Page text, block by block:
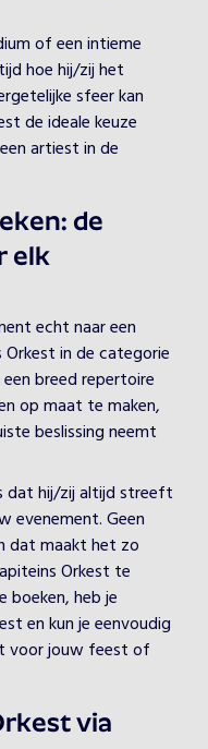
of een intieme
hoe hij/zij het
sfeer kan
de ideale keuze
artiest in de
de
elk
echt naar een
in de categorie
breed repertoire
op maat te maken,
beslissing neemt
dat hij/zij altijd streeft
evenement. Geen
dat maakt het zo
Orkest te
boeken, heb je
en kun je eenvoudig
voor jouw feest of
via